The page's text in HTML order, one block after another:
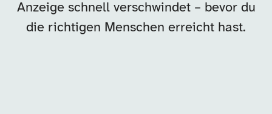
Anzeige schnell verschwindet – bevor du
die richtigen Menschen erreicht hast.